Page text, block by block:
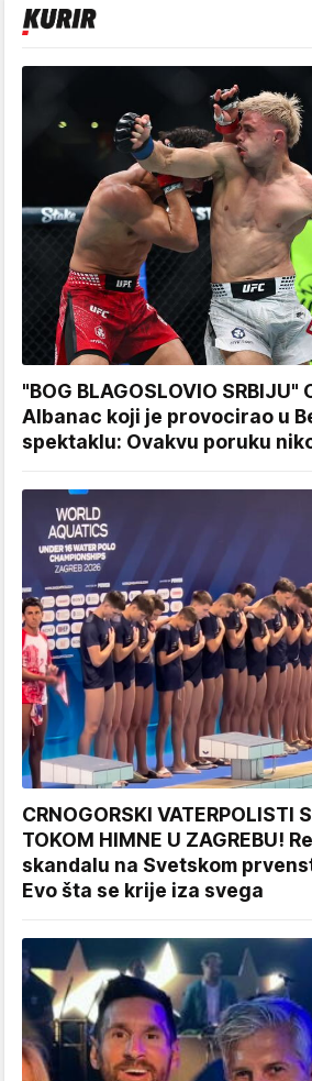
"BOG BLAGOSLOVIO SRBIJU"
Albanac koji je provocirao u
spektaklu: Ovakvu poruku
CRNOGORSKI VATERPOLISTI
TOKOM HIMNE U ZAGREBU!
skandalu na Svetskom
Evo šta se krije iza svega